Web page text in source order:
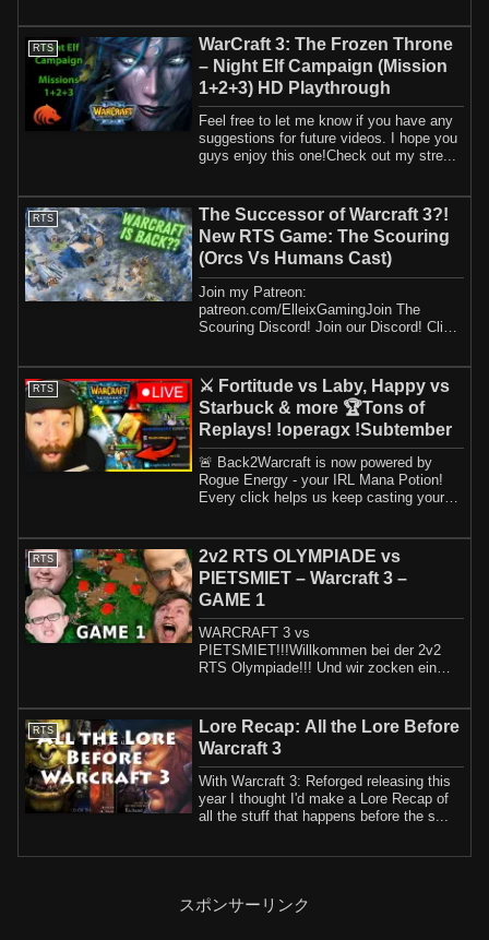
RTS
WarCraft 3: The Frozen Throne
– Night Elf Campaign (Mission
1+2+3) HD Playthrough
Feel free to let me know if you have any
suggestions for future videos. I hope you
guys enjoy this one!Check out my stre...
RTS
The Successor of Warcraft 3?!
New RTS Game: The Scouring
(Orcs Vs Humans Cast)
Join my Patreon:
patreon.com/ElleixGamingJoin The
Scouring Discord! Join our Discord! Click
RTS
⚔️ Fortitude vs Laby, Happy vs
Starbuck & more 🏆Tons of
Replays! !operagx !Subtember
🚨 Back2Warcraft is now powered by
Rogue Energy - your IRL Mana Potion!
Every click helps us keep casting your
RTS
2v2 RTS OLYMPIADE vs
PIETSMIET – Warcraft 3 –
GAME 1
WARCRAFT 3 vs
PIETSMIET!!!Willkommen bei der 2v2
RTS Olympiade!!! Und wir zocken ein
RTS
Lore Recap: All the Lore Before
Warcraft 3
With Warcraft 3: Reforged releasing this
year I thought I'd make a Lore Recap of
all the stuff that happens before the s...
スポンサーリンク